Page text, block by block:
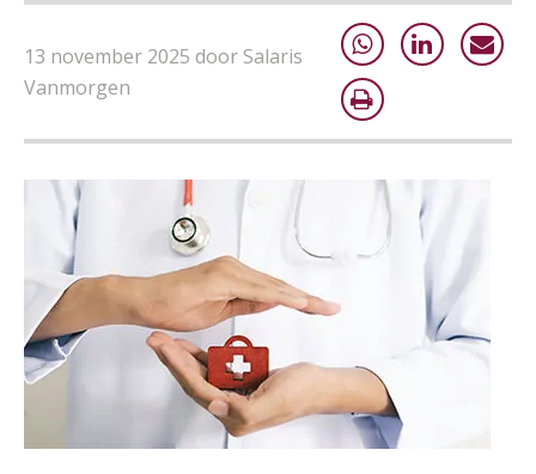
13 november 2025 door Salaris
Vanmorgen